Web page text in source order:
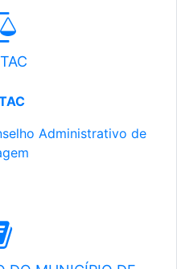
Administrativo de